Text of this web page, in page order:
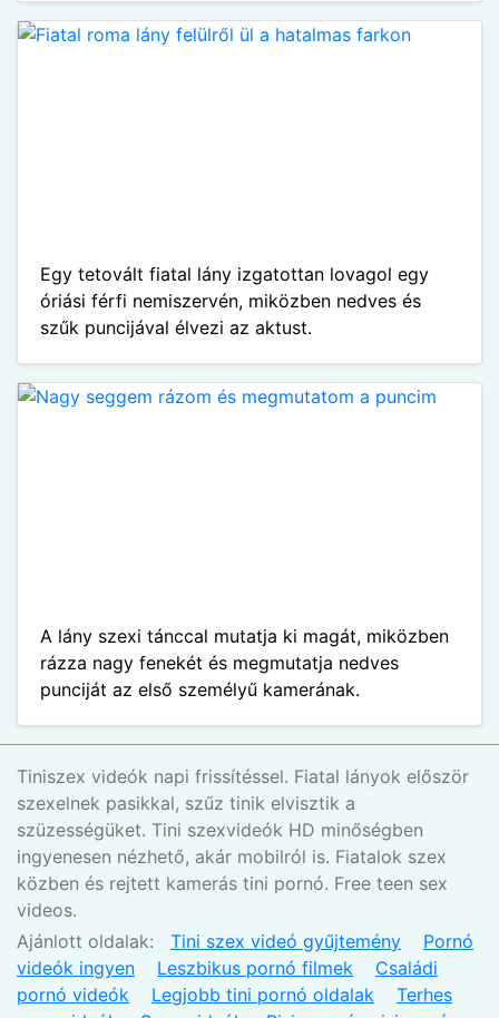
Egy tetovált fiatal lány izgatottan lovagol egy
óriási férfi nemiszervén, miközben nedves és
szűk puncijával élvezi az aktust.
A lány szexi tánccal mutatja ki magát, miközben
rázza nagy fenekét és megmutatja nedves
punciját az első személyű kamerának.
Tiniszex videók napi frissítéssel. Fiatal lányok először
szexelnek pasikkal, szűz tinik elvisztik a
szüzességüket. Tini szexvideók HD minőségben
ingyenesen nézhető, akár mobilról is. Fiatalok szex
közben és rejtett kamerás tini pornó. Free teen sex
videos.
Ajánlott oldalak: Tini szex videó gyűjtemény
Pornó
videók ingyen
Leszbikus pornó filmek
Családi
pornó videók
Legjobb tini pornó oldalak
Terhes